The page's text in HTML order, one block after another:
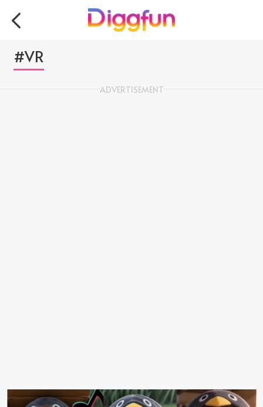
#VR
ADVERTISEMENT